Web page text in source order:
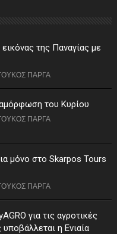
της Παναγίας με
ΠΑΡΓΑ
του Κυρίου
ΠΑΡΓΑ
μόνο στο Skarpos Tours
ΠΑΡΓΑ
για τις αγροτικές
η Ενιαία